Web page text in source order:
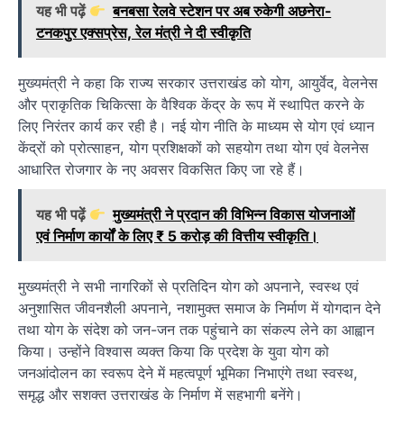
यह भी पढ़ें
बनबसा रेलवे स्टेशन पर अब रुकेगी अछनेरा-
टनकपुर एक्सप्रेस, रेल मंत्री ने दी स्वीकृति
मुख्यमंत्री ने कहा कि राज्य सरकार उत्तराखंड को योग, आयुर्वेद, वेलनेस
और प्राकृतिक चिकित्सा के वैश्विक केंद्र के रूप में स्थापित करने के
लिए निरंतर कार्य कर रही है। नई योग नीति के माध्यम से योग एवं ध्यान
केंद्रों को प्रोत्साहन, योग प्रशिक्षकों को सहयोग तथा योग एवं वेलनेस
आधारित रोजगार के नए अवसर विकसित किए जा रहे हैं।
यह भी पढ़ें
मुख्यमंत्री ने प्रदान की विभिन्न विकास योजनाओं
एवं निर्माण कार्यों के लिए ₹ 5 करोड़ की वित्तीय स्वीकृति।
मुख्यमंत्री ने सभी नागरिकों से प्रतिदिन योग को अपनाने, स्वस्थ एवं
अनुशासित जीवनशैली अपनाने, नशामुक्त समाज के निर्माण में योगदान देने
तथा योग के संदेश को जन-जन तक पहुंचाने का संकल्प लेने का आह्वान
किया। उन्होंने विश्वास व्यक्त किया कि प्रदेश के युवा योग को
जनआंदोलन का स्वरूप देने में महत्वपूर्ण भूमिका निभाएंगे तथा स्वस्थ,
समृद्ध और सशक्त उत्तराखंड के निर्माण में सहभागी बनेंगे।